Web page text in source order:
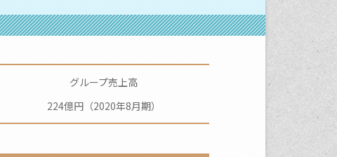
グループ売上高
224億円（2020年8月期）